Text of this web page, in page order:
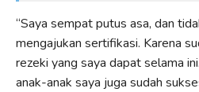
“Saya sempat putus asa, dan
mengajukan sertifikasi. Karena
rezeki yang saya dapat selama
anak-anak saya juga sudah